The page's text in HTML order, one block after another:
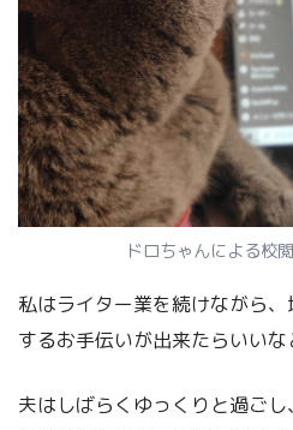
ドロちゃんによる校
私はライター業を続けながら
するお手伝いが出来たらいいな
夫はしばらくゆっくりと過ご